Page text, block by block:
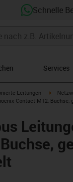
Schnelle
Services
rightLeitungen igus-
Contact M12, Buchse,